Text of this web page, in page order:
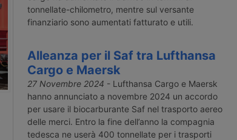
tonnellate-chilometro, mentre sul versante
finanziario sono aumentati fatturato e utili.
Alleanza per il Saf tra Lufthansa
Cargo e Maersk
27 Novembre 2024 - Lufthansa Cargo e Maersk
hanno annunciato a novembre 2024 un accordo
per usare il biocarburante Saf nel trasporto aereo
delle merci. Entro la fine dell’anno la compagnia
tedesca ne userà 400 tonnellate per i trasporti